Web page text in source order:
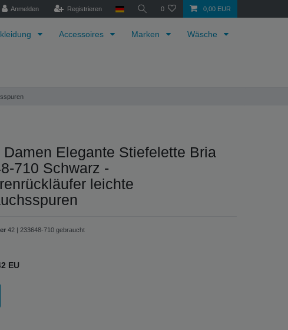
Anmelden Registrieren 0 0,00 EUR
Accessoires Marken Wäsche
Damen Elegante Stiefelette Bria
710 Schwarz -
leichte
42 | 233648-710 gebraucht
EU